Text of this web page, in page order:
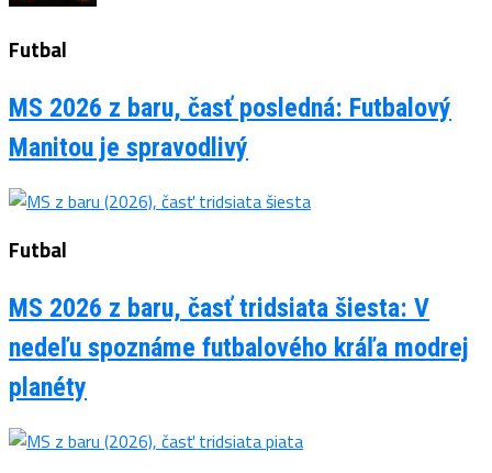
Futbal
MS 2026 z baru, časť posledná: Futbalový
Manitou je spravodlivý
Futbal
MS 2026 z baru, časť tridsiata šiesta: V
nedeľu spoznáme futbalového kráľa modrej
planéty